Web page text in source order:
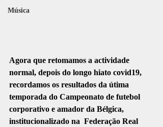
Música
Agora que retomamos a actividade
normal, depois do longo hiato covid19,
recordamos os resultados da útima
temporada do Campeonato de futebol
corporativo e amador da Bélgica,
institucionalizado na  Federação Real